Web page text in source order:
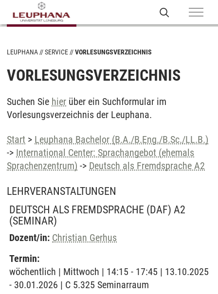
LEUPHANA SERVICE VORLESUNGSVERZEICHNIS
VORLESUNGSVERZEICHNIS
Suchen Sie hier über ein Suchformular im
Vorlesungsverzeichnis der Leuphana.
Start > Leuphana Bachelor (B.A./B.Eng./B.Sc./LL.B.)
-> International Center: Sprachangebot (ehemals
Sprachenzentrum) -> Deutsch als Fremdsprache A2
LEHRVERANSTALTUNGEN
DEUTSCH ALS FREMDSPRACHE (DAF) A2
(SEMINAR)
Dozent/in: Christian Gerhus
Termin:
wöchentlich | Mittwoch | 14:15 - 17:45 | 13.10.2025
- 30.01.2026 | C 5.325 Seminarraum